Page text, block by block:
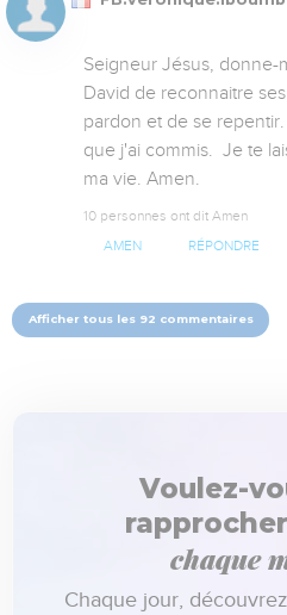
Seigneur Jésus, donne-
David de reconnaitre
pardon et de se
que j'ai commis.  Je te
ma vie. Amen.
10 personnes ont dit Amen
AMEN RÉPONDRE
Afficher tous les 92 commentaires
Voulez-
chaque
Chaque jour,